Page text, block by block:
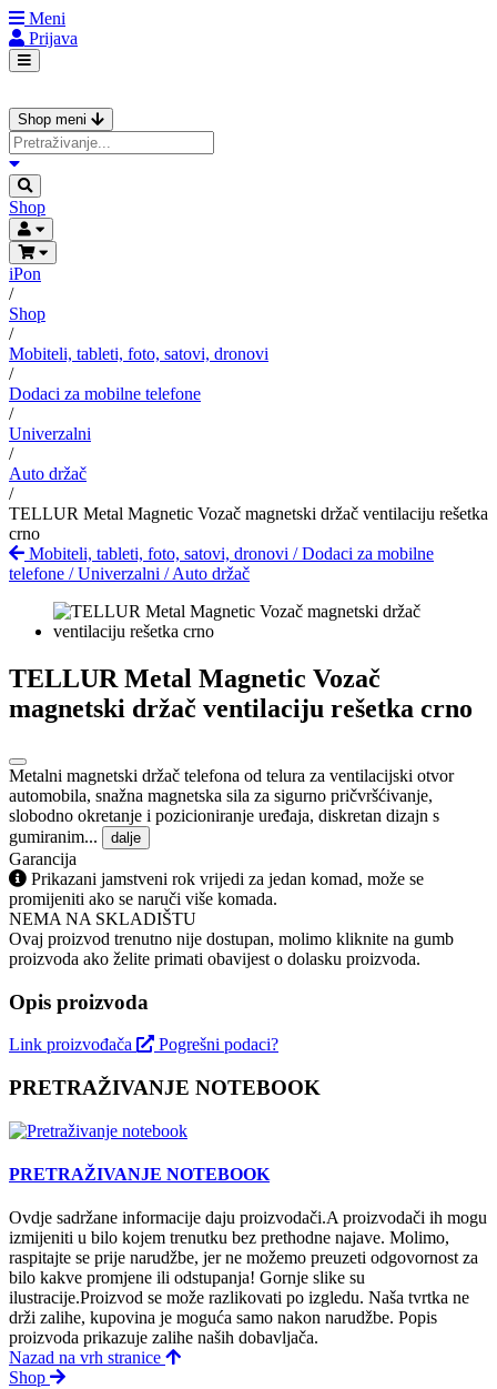
Meni
Prijava
Shop meni
Shop
iPon
/
Shop
/
Mobiteli, tableti, foto, satovi, dronovi
/
Dodaci za mobilne telefone
/
Univerzalni
/
Auto držač
/
TELLUR Metal Magnetic Vozač magnetski držač ventilaciju rešetka
crno
Mobiteli, tableti, foto, satovi, dronovi /Dodaci za mobilne
telefone /Univerzalni /Auto držač
TELLUR Metal Magnetic Vozač
magnetski držač ventilaciju rešetka crno
Metalni magnetski držač telefona od telura za ventilacijski otvor
automobila, snažna magnetska sila za sigurno pričvršćivanje,
slobodno okretanje i pozicioniranje uređaja, diskretan dizajn s
gumiranim...
dalje
Garancija
Prikazani jamstveni rok vrijedi za jedan komad, može se
promijeniti ako se naruči više komada.
NEMA NA SKLADIŠTU
Ovaj proizvod trenutno nije dostupan, molimo kliknite na gumb
proizvoda ako želite primati obavijest o dolasku proizvoda.
Opis proizvoda
Link proizvođača Pogrešni podaci?
PRETRAŽIVANJE NOTEBOOK
PRETRAŽIVANJE NOTEBOOK
Ovdje sadržane informacije daju proizvodači.A proizvodači ih mogu
izmijeniti u bilo kojem trenutku bez prethodne najave. Molimo,
raspitajte se prije narudžbe, jer ne možemo preuzeti odgovornost za
bilo kakve promjene ili odstupanja! Gornje slike su
ilustracije.Proizvod se može razlikovati po izgledu. Naša tvrtka ne
drži zalihe, kupovina je moguća samo nakon narudžbe. Popis
proizvoda prikazuje zalihe naših dobavljača.
Nazad na vrh stranice
Shop